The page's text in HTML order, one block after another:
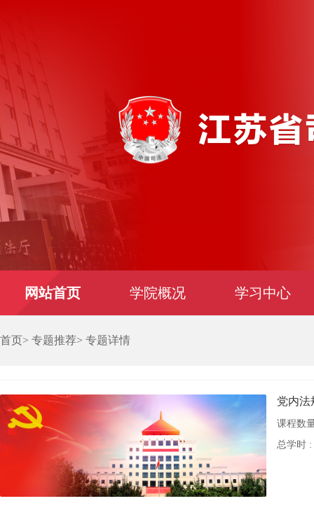
网站首页 学院概况 学习中心
首页> 专题推荐> 专题详情
党内法
课程数
总学时 :